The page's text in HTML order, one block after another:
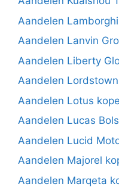
Aandelen
Aandelen Lanvin
Aandelen Liberty
Aandelen
Aandelen Lotus
Aandelen Lucas
Aandelen Lucid
Aandelen Majorel
Aandelen Marqeta